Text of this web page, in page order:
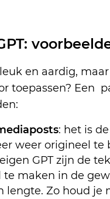
en aardig,
toepassen? Een
: het is
weer origineel te
GPT zijn de
te maken in de
lengte. Zo houd je